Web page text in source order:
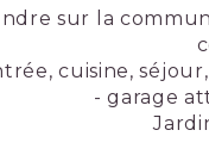
sur la
cuisine,
- garage